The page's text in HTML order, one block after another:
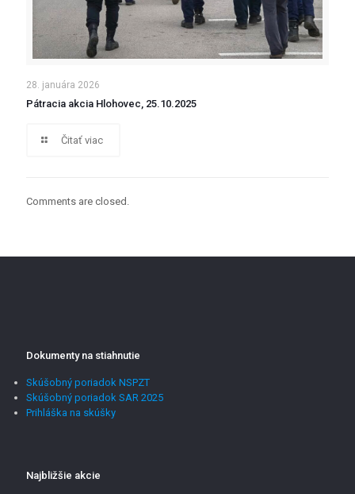
28. januára 2026
Pátracia akcia Hlohovec, 25.10.2025
Čitať viac
Comments are closed.
Dokumenty na stiahnutie
Skúšobný poriadok NSPZT
Skúšobný poriadok SAR 2025
Prihláška na skúšky
Najbližšie akcie